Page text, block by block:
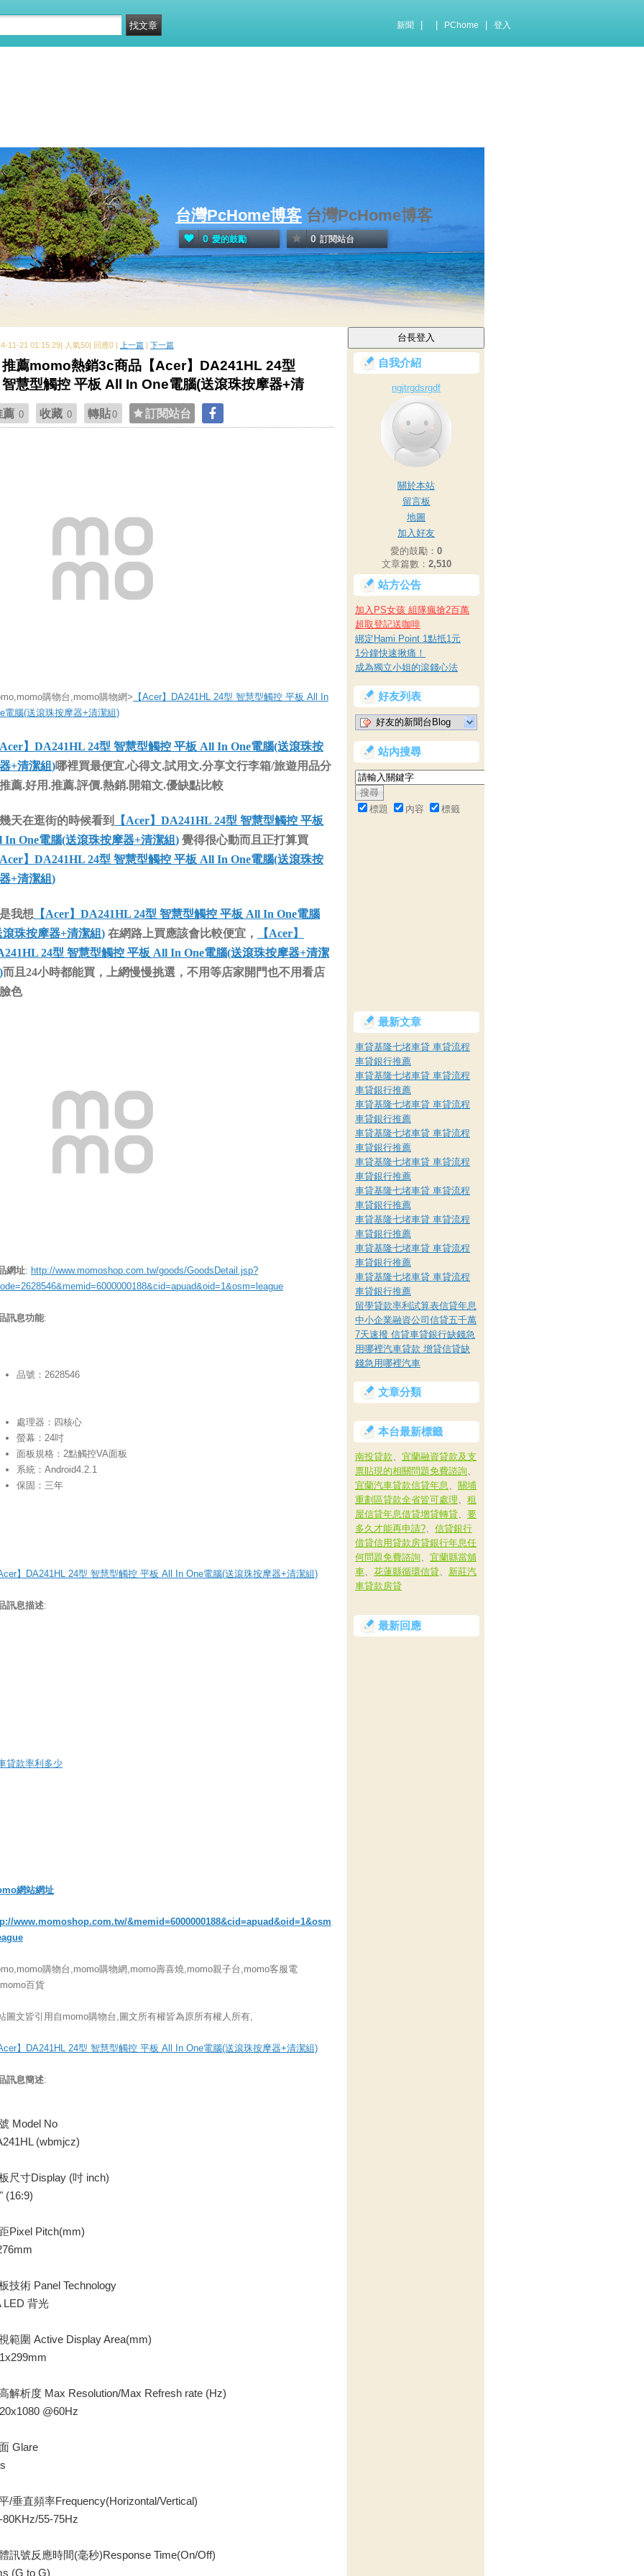
新聞 PChome 登入
台灣PcHome博客 台灣PcHome博客
0 愛的鼓勵 0 訂閱站台
11-21 01:15:29| 人氣50| 回應0 | 上一篇 | 下一篇
推薦momo熱銷3c商品【Acer】DA241HL 24型
智慧型觸控 平板 All In One電腦(送滾珠按摩器+清
薦 0 收藏 0 轉貼0 訂閱站台
購物台,momo購物網> 【Acer】DA241HL 24型 智慧型觸控 平板 All In
電腦(送滾珠按摩器+清潔組)
Acer】DA241HL 24型 智慧型觸控 平板 All In One電腦(送滾珠按
+清潔組)哪裡買最便宜.心得文.試用文.分享文行李箱/旅遊用品分
薦.好用.推薦.評價.熱銷.開箱文.優缺點比較
天在逛街的時候看到
【Acer】DA241HL 24型 智慧型觸控 平板
In One電腦(送滾珠按摩器+清潔組) 覺得很心動而且正打算買
Acer】DA241HL 24型 智慧型觸控 平板 All In One電腦(送滾珠按
+清潔組)
我想 【Acer】DA241HL 24型 智慧型觸控 平板 All In One電腦
滾珠按摩器+清潔組) 在網路上買應該會比較便宜，
【Acer】
24型 智慧型觸控 平板 All In One電腦(送滾珠按摩器+清潔
而且24小時都能買，上網慢慢挑選，不用等店家開門也不用看店
色
網址: http://www.momoshop.com.tw/goods/GoodsDetail.jsp?
訊息功能:
品號：2628546
處理器：四核心
螢幕：24吋
面板規格：2點觸控VA面板
系統：Android4.2.1
保固：三年
Acer】DA241HL 24型 智慧型觸控 平板 All In One電腦(送滾珠按摩器+清潔組)
訊息描述:
貸款率利多少
網站網址
www.momoshop.com.tw/&memid=6000000188&cid=apuad&oid=1&osm
購物台,momo購物網,momo壽喜燒,momo親子台,momo客服電
百貨
圖文皆引用自momo購物台,圖文所有權皆為原所有權人所有,
Acer】DA241HL 24型 智慧型觸控 平板 All In One電腦(送滾珠按摩器+清潔組)
訊息簡述:
Model No
(wbmjcz)
尺寸Display (吋 inch)
(16:9)
Pixel Pitch(mm)
技術 Panel Technology
LED 背光
範圍 Active Display Area(mm)
解析度 Max Resolution/Max Refresh rate (Hz)
@60Hz
Glare
/垂直頻率Frequency(Horizontal/Vertical)
80KHz/55-75Hz
訊號反應時間(毫秒)Response Time(On/Off)
(G to G)
自我介紹
ngjtrgdsrgdf
關於本站
留言板
地圖
加入好友
愛的鼓勵： 0
文章篇數： 2,510
站方公告
加入PS女孩 組隊瘋搶2百萬
超取登記送咖啡
綁定Hami Point 1點抵1元
1分鐘快速揪痛！
成為獨立小姐的滾錢心法
好友列表
好友的新聞台Blog
站內搜尋
標題 內容 標籤
最新文章
車貸基隆七堵車貸 車貸流程
車貸銀行推薦
車貸基隆七堵車貸 車貸流程
車貸銀行推薦
車貸基隆七堵車貸 車貸流程
車貸銀行推薦
車貸基隆七堵車貸 車貸流程
車貸銀行推薦
車貸基隆七堵車貸 車貸流程
車貸銀行推薦
車貸基隆七堵車貸 車貸流程
車貸銀行推薦
車貸基隆七堵車貸 車貸流程
車貸銀行推薦
車貸基隆七堵車貸 車貸流程
車貸銀行推薦
車貸基隆七堵車貸 車貸流程
車貸銀行推薦
留學貸款率利試算表信貸年息
中小企業融資公司信貸五千萬
7天速撥 信貸車貸銀行缺錢急
用哪裡汽車貸款 增貸信貸缺
錢急用哪裡汽車
文章分類
本台最新標籤
南投貸款、 宜蘭融資貸款及支
票貼現的相關問題免費諮詢、
宜蘭汽車貸款信貸年息、 關埔
重劃區貸款全省皆可處理、 租
屋信貸年息借貸增貸轉貸、 要
多久才能再申請?、 信貸銀行
借貸信用貸款房貸銀行年息任
何問題免費諮詢、 宜蘭縣當舖
車、 花蓮縣循環信貸、 新莊汽
車貸款房貸
最新回應